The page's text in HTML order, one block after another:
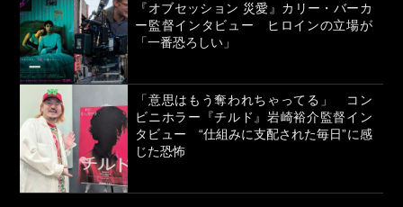
『オブセッション 災愛』カリー・バーカ
ー監督インタビュー ヒロインの立場が
「一番恐ろしい」
「意思はもう奪われちゃってる」 コン
ビニホラー『チルド』岩崎裕介監督イン
タビュー “仕組みに支配された毎日”に感
じた恐怖